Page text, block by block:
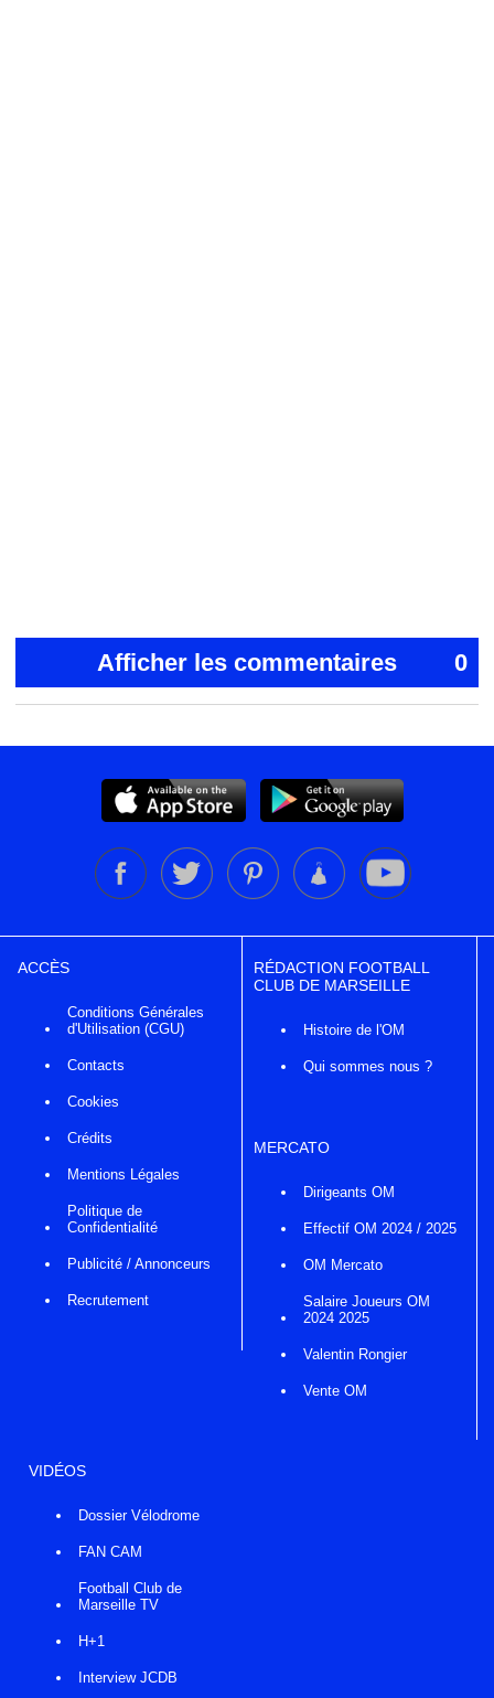
Afficher les commentaires 0
ACCÈS
Conditions Générales
d'Utilisation (CGU)
Contacts
Cookies
Crédits
Mentions Légales
Politique de
Confidentialité
Publicité / Annonceurs
Recrutement
RÉDACTION FOOTBALL
CLUB DE MARSEILLE
Histoire de l'OM
Qui sommes nous ?
MERCATO
Dirigeants OM
Effectif OM 2024 / 2025
OM Mercato
Salaire Joueurs OM
2024 2025
Valentin Rongier
Vente OM
VIDÉOS
Dossier Vélodrome
FAN CAM
Football Club de
Marseille TV
H+1
Interview JCDB